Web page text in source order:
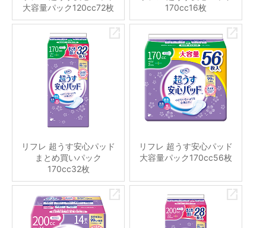
大容量パック120cc72枚
170cc16枚
リフレ 超うす安心パッド
まとめ買いパック
170cc32枚
リフレ 超うす安心パッド
大容量パック170cc56枚